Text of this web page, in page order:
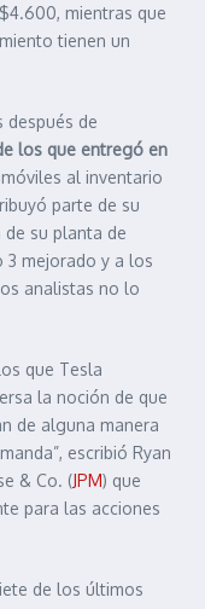
mientras que
tienen un
después de
los que entregó en
al inventario
parte de su
su planta de
3 mejorado y a los
analistas no lo
que Tesla
la noción de que
de alguna manera
escribió Ryan
& Co. (JPM) que
para las acciones